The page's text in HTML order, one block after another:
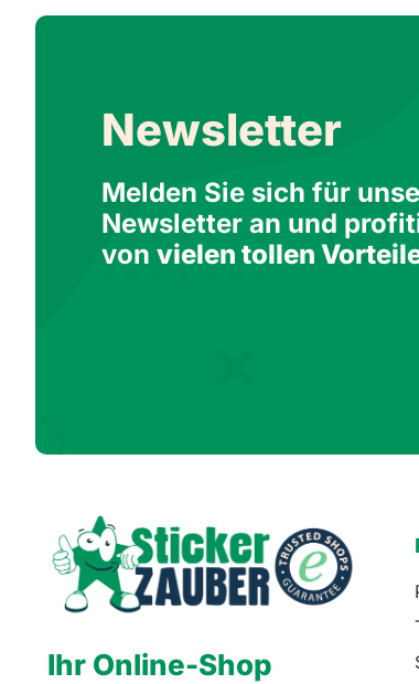
Newsletter
Melden Sie sich für
Newsletter an und
von vielen tollen
Ihr Online-Shop